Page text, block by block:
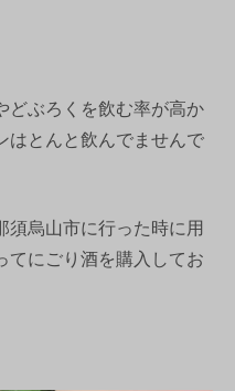
どぶろくを飲む率が高か
はとんと飲んでませんで
須烏山市に行った時に用
てにごり酒を購入してお